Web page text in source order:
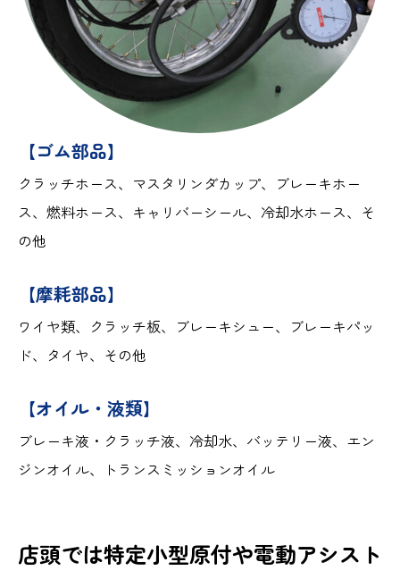
【ゴム部品】
クラッチホース、マスタリンダカップ、ブレーキホー
ス、燃料ホース、キャリバーシール、冷却水ホース、そ
の他
【摩耗部品】
ワイヤ類、クラッチ板、ブレーキシュー、ブレーキパッ
ド、タイヤ、その他
【オイル・液類】
ブレーキ液・クラッチ液、冷却水、バッテリー液、エン
ジンオイル、トランスミッションオイル
店頭では特定小型原付や電動アシスト